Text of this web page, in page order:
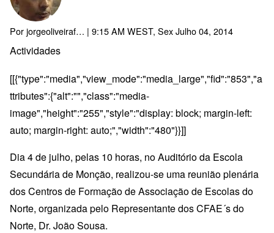
Porjorgeoliveiraf… | 9:15 AM WEST, Sex Julho 04, 2014
Actividades
[[{"type":"media","view_mode":"media_large","fid":"853","a
ttributes":{"alt":"","class":"media-
image","height":"255","style":"display: block; margin-left:
auto; margin-right: auto;","width":"480"}}]]
Dia 4 de julho, pelas 10 horas, no Auditório da Escola
Secundária de Monção, realizou-se uma reunião plenária
dos Centros de Formação de Associação de Escolas do
Norte, organizada pelo Representante dos CFAE´s do
Norte, Dr. João Sousa.